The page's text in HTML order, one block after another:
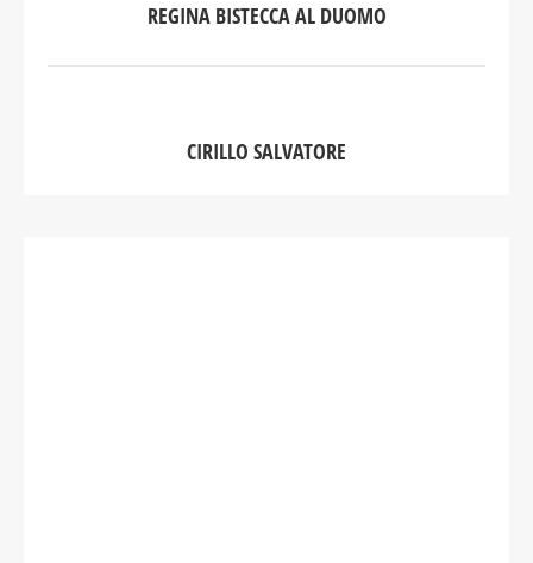
REGINA BISTECCA AL DUOMO
CIRILLO SALVATORE